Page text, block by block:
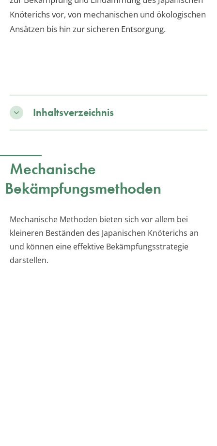
Knöterichs vor, von mechanischen und ökologischen
Ansätzen bis hin zur sicheren Entsorgung.
Inhaltsverzeichnis
Mechanische
Bekämpfungsmethoden
Mechanische Methoden bieten sich vor allem bei
kleineren Beständen des Japanischen Knöterichs an
und können eine effektive Bekämpfungsstrategie
darstellen.